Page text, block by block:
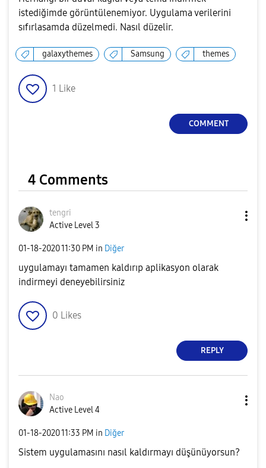
istediğimde görüntülenemiyor. Uygulama verilerini
sıfırlasamda düzelmedi. Nasıl düzelir.
galaxythemes Samsung themes
1 Like
COMMENT
4 Comments
tengri
Active Level 3
‎01-18-202011:30 PM in Diğer
uygulamayı tamamen kaldırıp aplikasyon olarak
indirmeyi deneyebilirsiniz
0 Likes
REPLY
Nao
Active Level 4
‎01-18-202011:33 PM in Diğer
Sistem uygulamasını nasıl kaldırmayı düşünüyorsun?